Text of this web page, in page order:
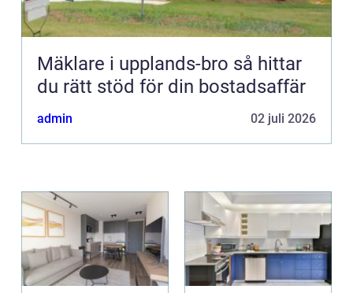
Mäklare i upplands-bro så hittar
du rätt stöd för din bostadsaffär
admin 02 juli 2026